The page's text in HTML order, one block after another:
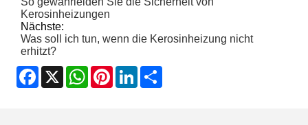
Kerosinheizungen
Nächste:
Was soll ich tun, wenn die Kerosinheizung nicht
erhitzt?
Facebook
X WhatsApp
PinterestLinkedIn